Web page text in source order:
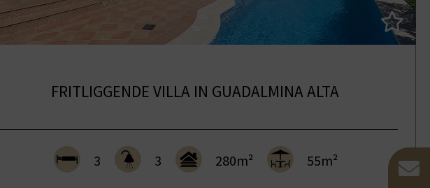
FRITLIGGENDE VILLA IN GUADALMINA ALTA
3 3 280m² 55m²